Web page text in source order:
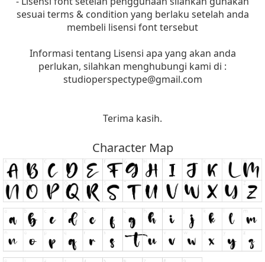
sesuai terms & condition yang berlaku setelah anda
membeli lisensi font tersebut
Informasi tentang Lisensi apa yang akan anda
perlukan, silahkan menghubungi kami di :
studioperspectype@gmail.com
Terima kasih.
Character Map